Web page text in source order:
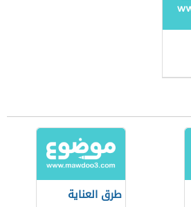
طرق العناية